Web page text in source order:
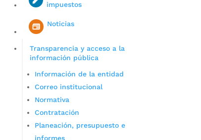
Iniciar sesión en gov co
impuestos
Noticias
Transparencia y acceso a la
información pública
Información de la entidad
Correo institucional
Normativa
Contratación
Planeación, presupuesto e
informes